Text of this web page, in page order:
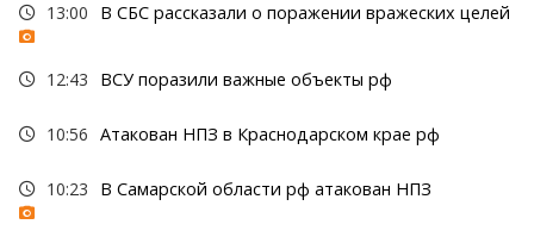
13:00 В СБС рассказали о поражении вражеских целей
12:43 ВСУ поразили важные объекты рф
10:56 Атакован НПЗ в Краснодарском крае рф
10:23 В Самарской области рф атакован НПЗ